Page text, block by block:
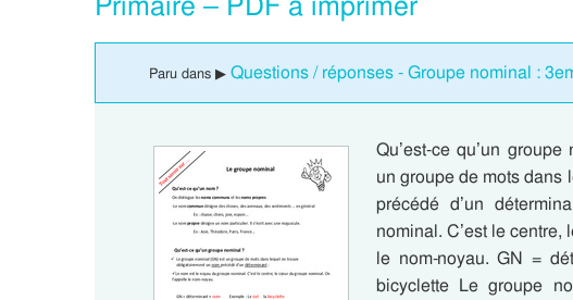
Paru dans ▶ Questions / réponses - Groupe nominal :
Qu’est-ce qu’un
un groupe de mots dans
précédé d’un
nominal. C’est le
le nom-noyau. GN =
bicyclette Le groupe